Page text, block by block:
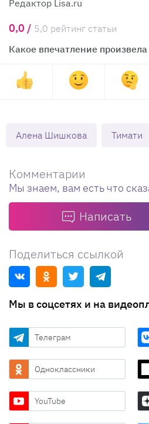
Редактор Lisa.ru
0,0 / 5,0 рейтинг статьи
Какое впечатление произвела
Алена Шишкова Тимати
Комментарии
Мы знаем, вам есть что
Написать
Поделиться ссылкой
Мы в соцсетях и на
Телеграм
Одноклассники
YouTube